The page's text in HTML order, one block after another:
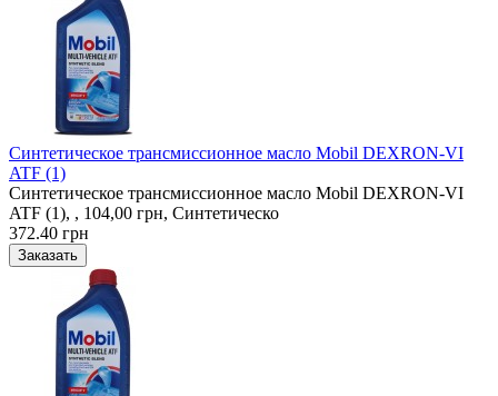
Синтетическое трансмиссионное масло Mobil DEXRON-VI
ATF (1)
Синтетическое трансмиссионное масло Mobil DEXRON-VI
ATF (1), , 104,00 грн, Синтетическо
372.40 грн